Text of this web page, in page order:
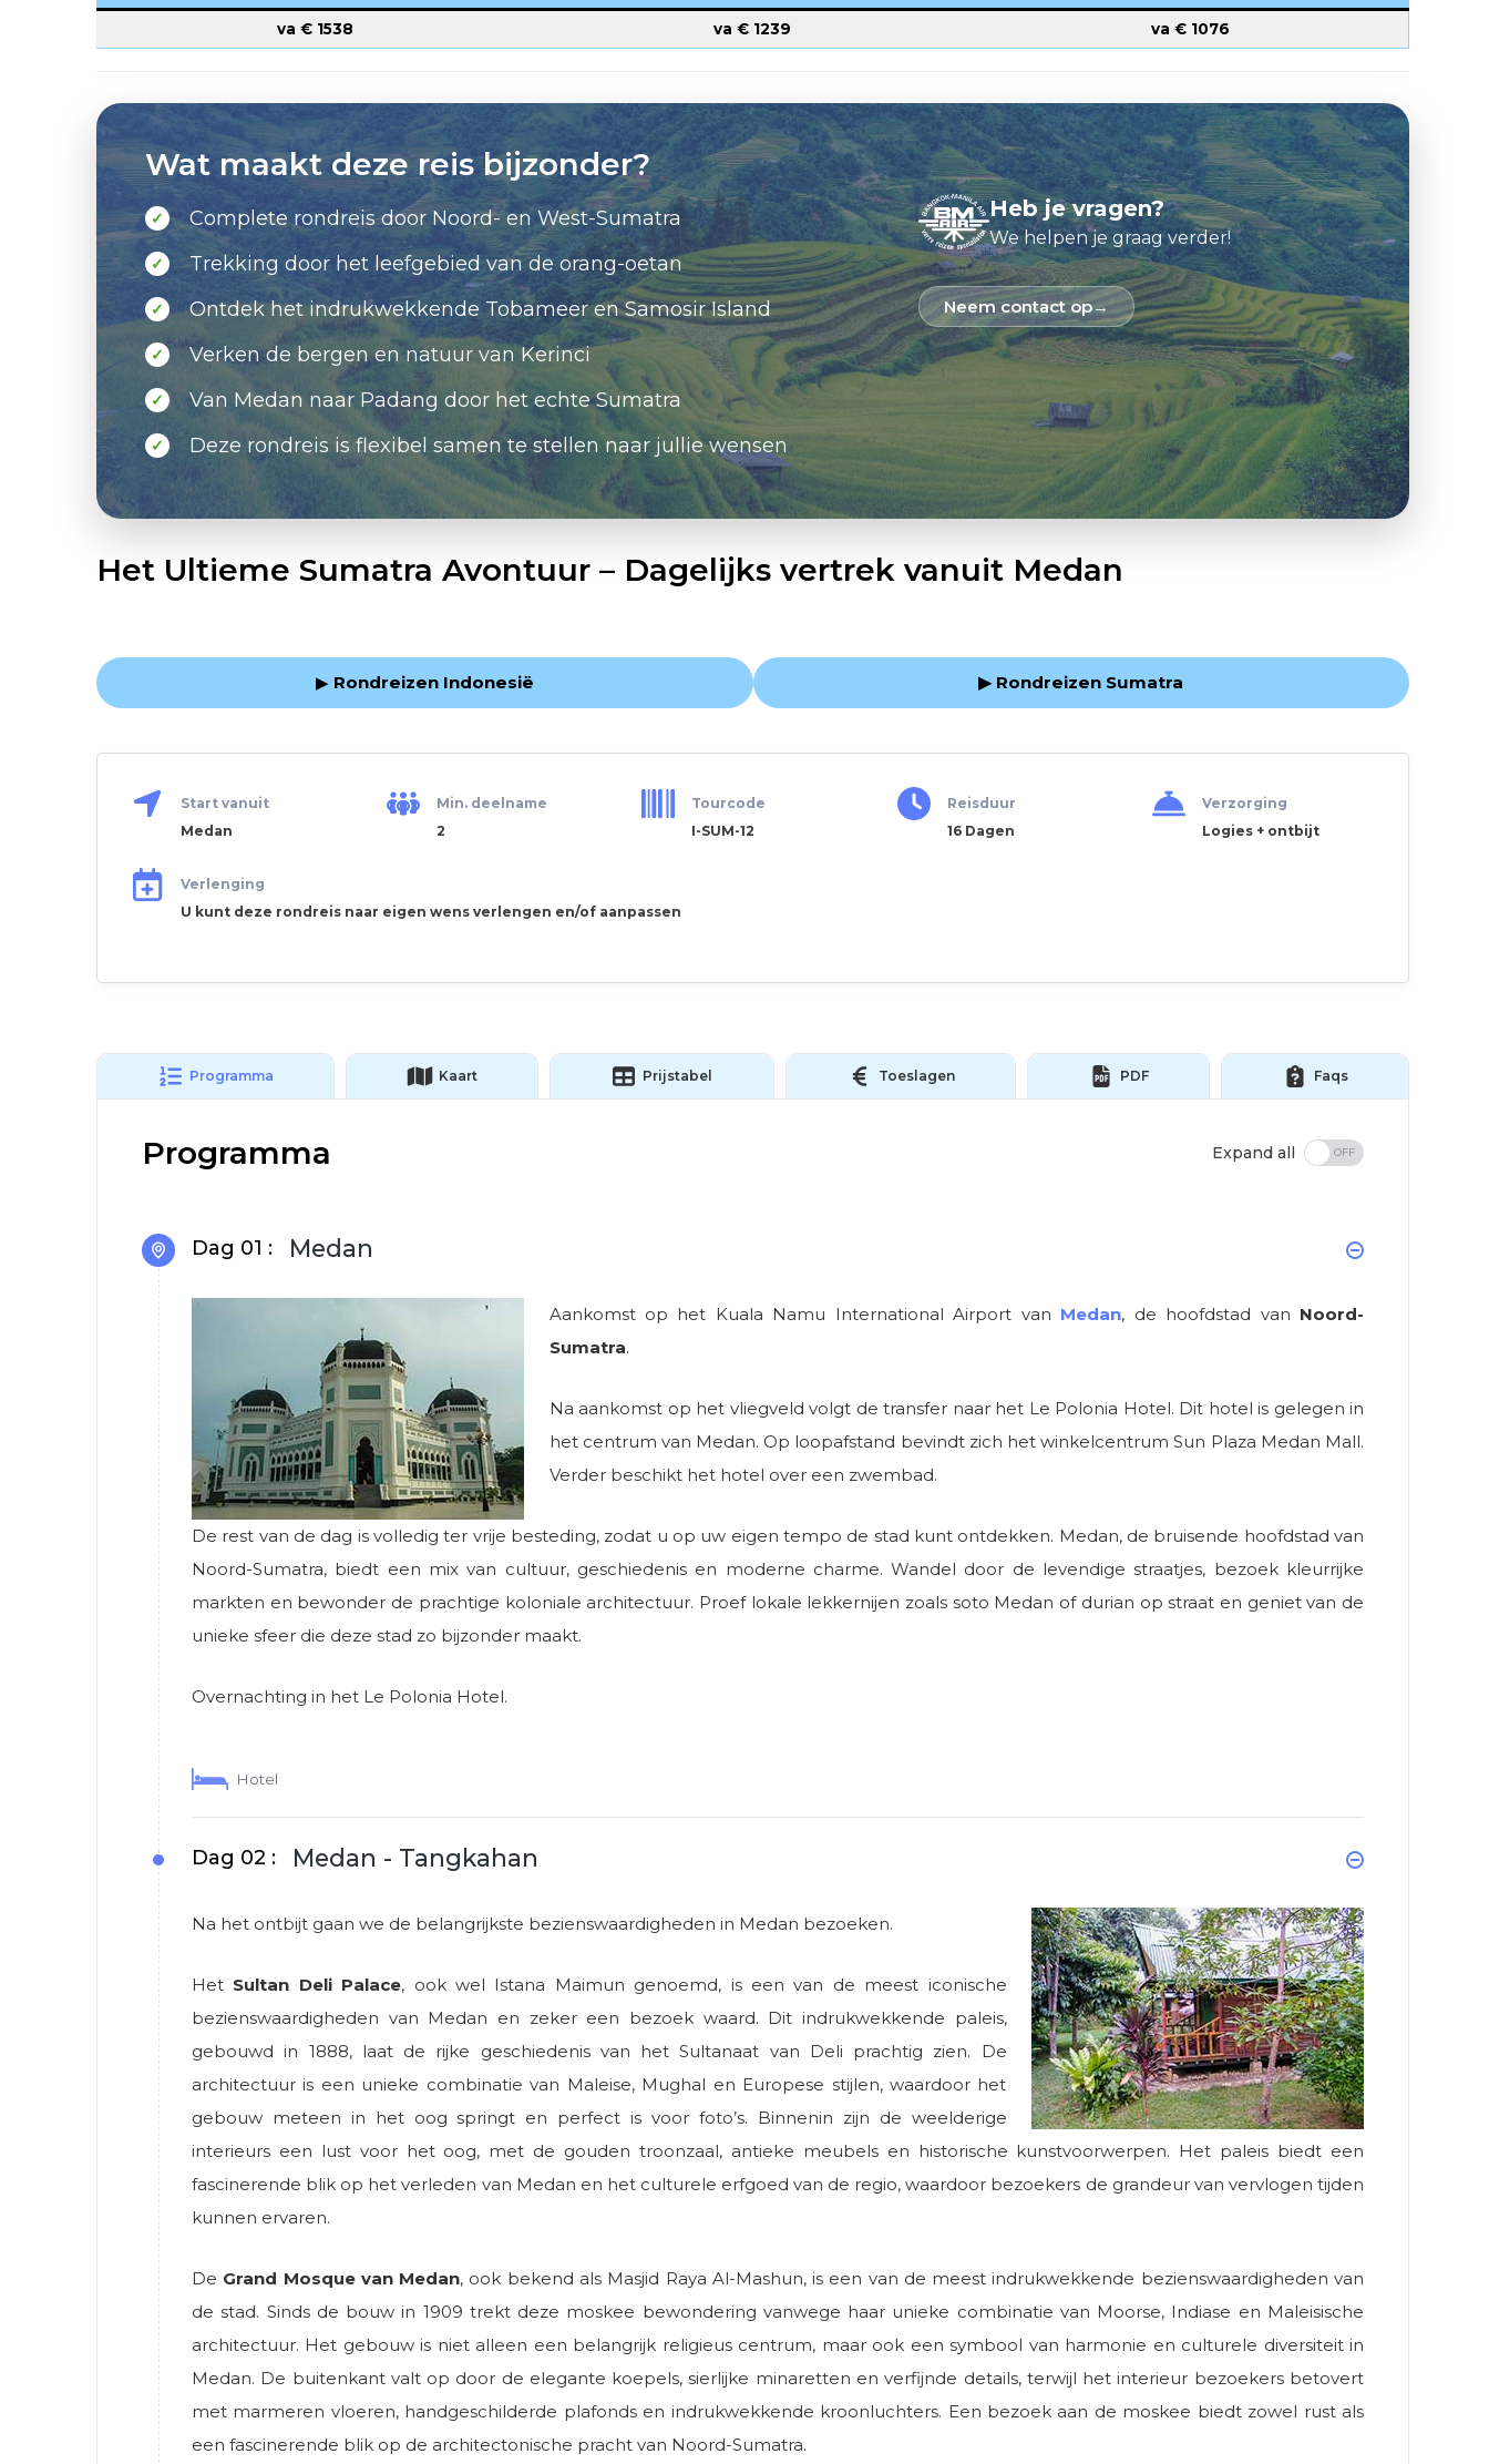
va € 1538 va € 1239 va € 1076
Wat maakt deze reis bijzonder?
✓ Complete rondreis door Noord- en West-Sumatra
✓ Trekking door het leefgebied van de orang-oetan
✓ Ontdek het indrukwekkende Tobameer en Samosir Island
✓ Verken de bergen en natuur van Kerinci
✓ Van Medan naar Padang door het echte Sumatra
✓ Deze rondreis is flexibel samen te stellen naar jullie wensen
Heb je vragen?
We helpen je graag verder!
Neem contact op
Het Ultieme Sumatra Avontuur – Dagelijks vertrek vanuit Medan
▶ Rondreizen Indonesië ▶ Rondreizen Sumatra
Start vanuit
Medan
Min. deelname
2
Tourcode
I-SUM-12
Reisduur
16 Dagen
Verzorging
Logies + ontbijt
Verlenging
U kunt deze rondreis naar eigen wens verlengen en/of aanpassen
Programma Kaart Prijstabel Toeslagen PDF Faqs
Programma Expand all
Dag 01 : Medan
Aankomst op het Kuala Namu International Airport van Medan, de hoofdstad van Noord-
Sumatra.
Na aankomst op het vliegveld volgt de transfer naar het Le Polonia Hotel. Dit hotel is gelegen in
het centrum van Medan. Op loopafstand bevindt zich het winkelcentrum Sun Plaza Medan Mall.
Verder beschikt het hotel over een zwembad.
De rest van de dag is volledig ter vrije besteding, zodat u op uw eigen tempo de stad kunt ontdekken. Medan, de bruisende hoofdstad van
Noord-Sumatra, biedt een mix van cultuur, geschiedenis en moderne charme. Wandel door de levendige straatjes, bezoek kleurrijke
markten en bewonder de prachtige koloniale architectuur. Proef lokale lekkernijen zoals soto Medan of durian op straat en geniet van de
unieke sfeer die deze stad zo bijzonder maakt.
Overnachting in het Le Polonia Hotel.
Hotel
Dag 02 : Medan - Tangkahan
Na het ontbijt gaan we de belangrijkste bezienswaardigheden in Medan bezoeken.
Het Sultan Deli Palace, ook wel Istana Maimun genoemd, is een van de meest iconische
bezienswaardigheden van Medan en zeker een bezoek waard. Dit indrukwekkende paleis,
gebouwd in 1888, laat de rijke geschiedenis van het Sultanaat van Deli prachtig zien. De
architectuur is een unieke combinatie van Maleise, Mughal en Europese stijlen, waardoor het
gebouw meteen in het oog springt en perfect is voor foto’s. Binnenin zijn de weelderige
interieurs een lust voor het oog, met de gouden troonzaal, antieke meubels en historische kunstvoorwerpen. Het paleis biedt een
fascinerende blik op het verleden van Medan en het culturele erfgoed van de regio, waardoor bezoekers de grandeur van vervlogen tijden
kunnen ervaren.
De Grand Mosque van Medan, ook bekend als Masjid Raya Al-Mashun, is een van de meest indrukwekkende bezienswaardigheden van
de stad. Sinds de bouw in 1909 trekt deze moskee bewondering vanwege haar unieke combinatie van Moorse, Indiase en Maleisische
architectuur. Het gebouw is niet alleen een belangrijk religieus centrum, maar ook een symbool van harmonie en culturele diversiteit in
Medan. De buitenkant valt op door de elegante koepels, sierlijke minaretten en verfijnde details, terwijl het interieur bezoekers betovert
met marmeren vloeren, handgeschilderde plafonds en indrukwekkende kroonluchters. Een bezoek aan de moskee biedt zowel rust als
een fascinerende blik op de architectonische pracht van Noord-Sumatra.